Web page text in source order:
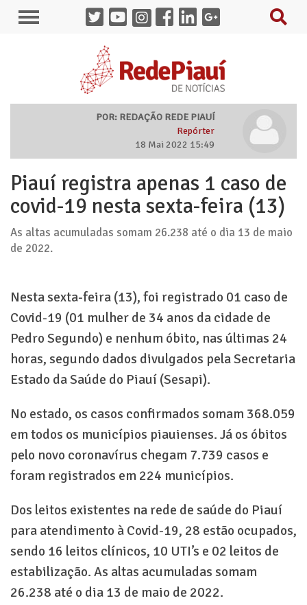
POR: REDAÇÃO REDE PIAUÍ
Repórter
18 Mai 2022 15:49
Piauí registra apenas 1 caso de
covid-19 nesta sexta-feira (13)
As altas acumuladas somam 26.238 até o dia 13 de maio
de 2022.
Nesta sexta-feira (13), foi registrado 01 caso de
Covid-19 (01 mulher de 34 anos da cidade de
Pedro Segundo) e nenhum óbito, nas últimas 24
horas, segundo dados divulgados pela Secretaria
Estado da Saúde do Piauí (Sesapi).
No estado, os casos confirmados somam 368.059
em todos os municípios piauienses. Já os óbitos
pelo novo coronavírus chegam 7.739 casos e
foram registrados em 224 municípios.
Dos leitos existentes na rede de saúde do Piauí
para atendimento à Covid-19, 28 estão ocupados,
sendo 16 leitos clínicos, 10 UTI’s e 02 leitos de
estabilização. As altas acumuladas somam
26.238 até o dia 13 de maio de 2022.